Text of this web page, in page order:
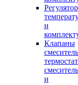
и
Клапаны
и